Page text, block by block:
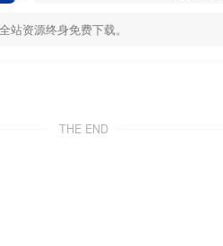
资源终身免费下载。
THE END